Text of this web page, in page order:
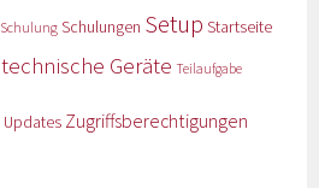
Schulung Schulungen Setup Startseite
technische Geräte Teilaufgabe
Updates Zugriffsberechtigungen